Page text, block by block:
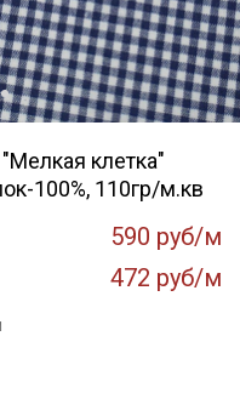
клетка"
100%, 110гр/м.кв
590 руб/м
472 руб/м